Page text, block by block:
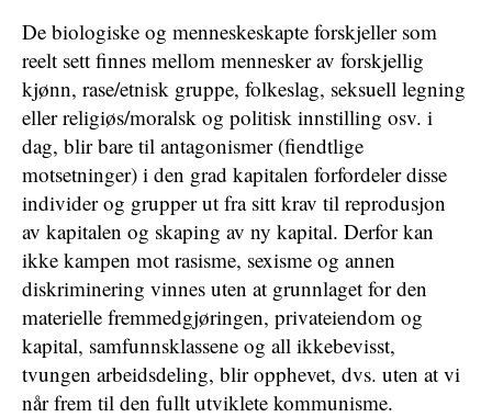
De biologiske og menneskeskapte forskjeller som
reelt sett finnes mellom mennesker av forskjellig
kjønn, rase/etnisk gruppe, folkeslag, seksuell legning
eller religiøs/moralsk og politisk innstilling osv. i
dag, blir bare til antagonismer (fiendtlige
motsetninger) i den grad kapitalen forfordeler disse
individer og grupper ut fra sitt krav til reprodusjon
av kapitalen og skaping av ny kapital. Derfor kan
ikke kampen mot rasisme, sexisme og annen
diskriminering vinnes uten at grunnlaget for den
materielle fremmedgjøringen, privateiendom og
kapital, samfunnsklassene og all ikkebevisst,
tvungen arbeidsdeling, blir opphevet, dvs. uten at vi
når frem til den fullt utviklete kommunisme.